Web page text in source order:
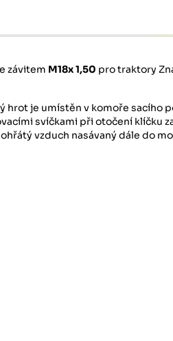
závitem M18x 1,50 pro traktory
hrot je umístěn v komoře sacího
svíčkami při otočení klíčku
vzduch nasávaný dále do